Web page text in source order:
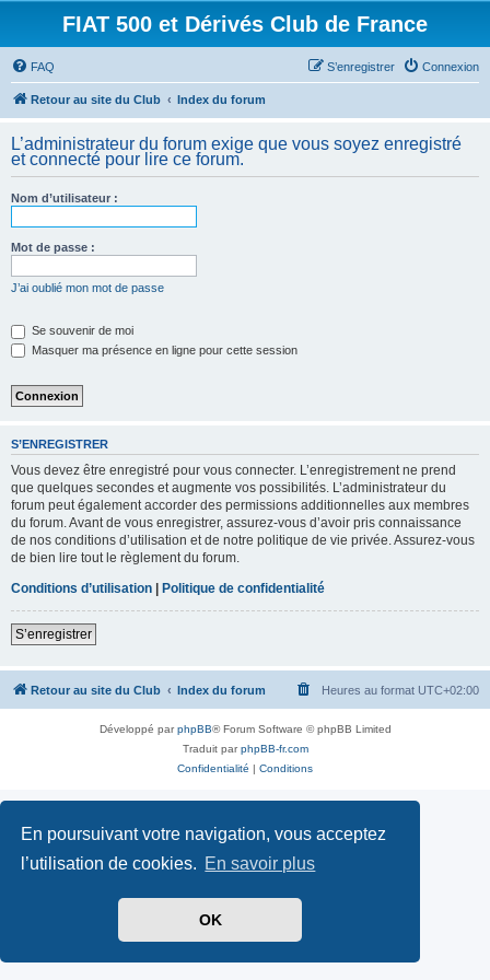
En poursuivant votre navigation, vous acceptez
l’utilisation de cookies. En savoir plus
OK
FIAT 500 et Dérivés Club de France
FAQ Connexion
S’enregistrer
Retour au site du Club Index du forum
L’administrateur du forum exige que vous soyez enregistré
et connecté pour lire ce forum.
Nom d’utilisateur :
Mot de passe :
J’ai oublié mon mot de passe
Se souvenir de moi
Masquer ma présence en ligne pour cette session
S’ENREGISTRER
Vous devez être enregistré pour vous connecter. L’enregistrement ne prend
que quelques secondes et augmente vos possibilités. L’administrateur du
forum peut également accorder des permissions additionnelles aux membres
du forum. Avant de vous enregistrer, assurez-vous d’avoir pris connaissance
de nos conditions d’utilisation et de notre politique de vie privée. Assurez-vous
de bien lire tout le règlement du forum.
Conditions d’utilisation | Politique de confidentialité
S’enregistrer
Retour au site du Club Index du forum Heures au format UTC+02:00
Développé parphpBB® Forum Software © phpBB Limited
Traduit parphpBB-fr.com
Confidentialité | Conditions